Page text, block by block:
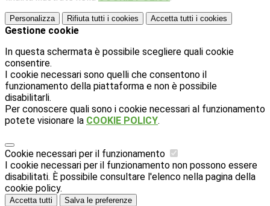
Personalizza Rifiuta tutti i cookies Accetta tutti i cookies
Gestione cookie
In questa schermata è possibile scegliere quali cookie
consentire.
I cookie necessari sono quelli che consentono il
funzionamento della piattaforma e non è possibile
disabilitarli.
Per conoscere quali sono i cookie necessari al funzionamento
potete visionare la COOKIE POLICY.
Cookie necessari per il funzionamento
I cookie necessari per il funzionamento non possono essere
disabilitati. È possibile consultare l'elenco nella pagina della
cookie policy.
Accetta tutti Salva le preferenze